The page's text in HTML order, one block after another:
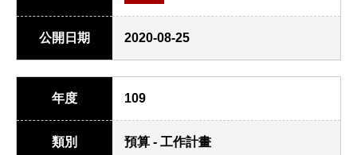
公開日期 2020-08-25
年度 109
類別 預算 - 工作計畫